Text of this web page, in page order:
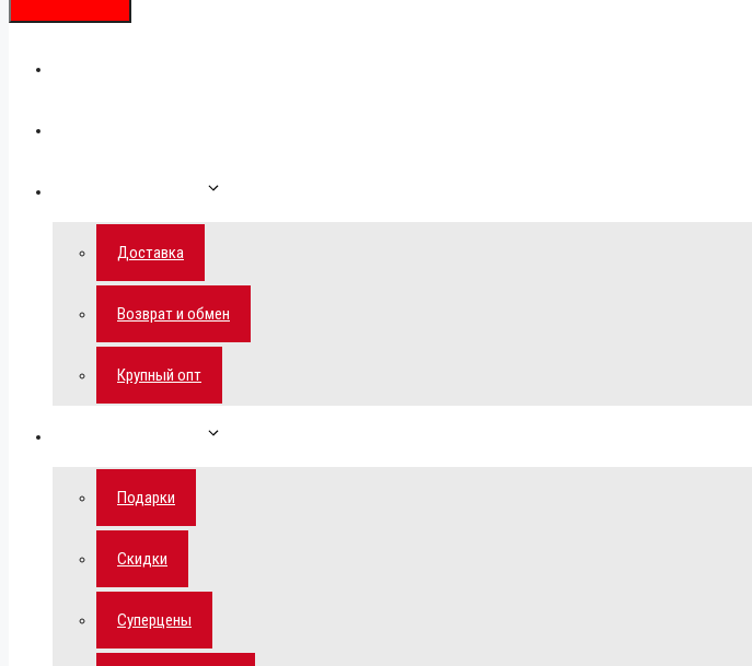
Доставка
Возврат и обмен
Крупный опт
Подарки
Скидки
Суперцены